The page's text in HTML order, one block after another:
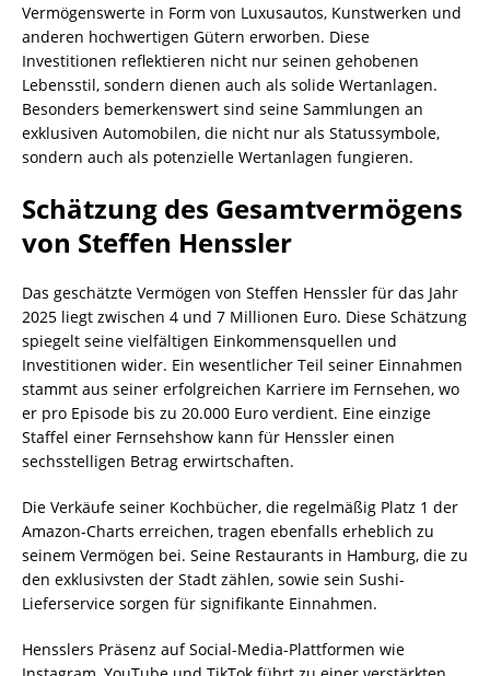
Vermögenswerte in Form von Luxusautos, Kunstwerken und
anderen hochwertigen Gütern erworben. Diese
Investitionen reflektieren nicht nur seinen gehobenen
Lebensstil, sondern dienen auch als solide Wertanlagen.
Besonders bemerkenswert sind seine Sammlungen an
exklusiven Automobilen, die nicht nur als Statussymbole,
sondern auch als potenzielle Wertanlagen fungieren.
Schätzung des Gesamtvermögens
von Steffen Henssler
Das geschätzte Vermögen von Steffen Henssler für das Jahr
2025 liegt zwischen 4 und 7 Millionen Euro. Diese Schätzung
spiegelt seine vielfältigen Einkommensquellen und
Investitionen wider. Ein wesentlicher Teil seiner Einnahmen
stammt aus seiner erfolgreichen Karriere im Fernsehen, wo
er pro Episode bis zu 20.000 Euro verdient. Eine einzige
Staffel einer Fernsehshow kann für Henssler einen
sechsstelligen Betrag erwirtschaften.
Die Verkäufe seiner Kochbücher, die regelmäßig Platz 1 der
Amazon-Charts erreichen, tragen ebenfalls erheblich zu
seinem Vermögen bei. Seine Restaurants in Hamburg, die zu
den exklusivsten der Stadt zählen, sowie sein Sushi-
Lieferservice sorgen für signifikante Einnahmen.
Hensslers Präsenz auf Social-Media-Plattformen wie